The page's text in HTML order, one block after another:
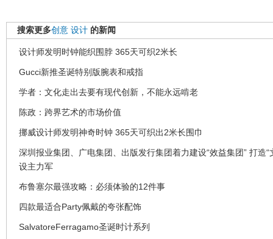
搜索更多创意 设计 的新闻
设计师发明时钟能织围脖 365天可织2米长
Gucci新推圣诞特别版腕表和戒指
学者：文化走出去要有现代创新，不能永远啃老
陈政：跨界艺术的市场价值
挪威设计师发明神奇时钟 365天可织出2米长围巾
深圳报业集团、广电集团、出版发行集团着力建设“效益集团” 打造“
设主力军
布鲁塞尔最强攻略：必须体验的12件事
四款最适合Party佩戴的夸张配饰
SalvatoreFerragamo圣诞时计系列